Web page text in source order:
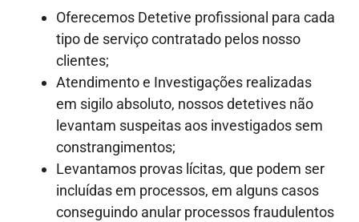
Oferecemos Detetive profissional para cada
tipo de serviço contratado pelos nosso
clientes;
Atendimento e Investigações realizadas
em sigilo absoluto, nossos detetives não
levantam suspeitas aos investigados sem
constrangimentos;
Levantamos provas lícitas, que podem ser
incluídas em processos, em alguns casos
conseguindo anular processos fraudulentos